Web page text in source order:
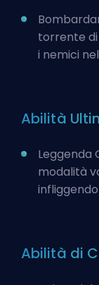
torrente
i nemici
Abilità
Leggenda
modalità
Abilità di